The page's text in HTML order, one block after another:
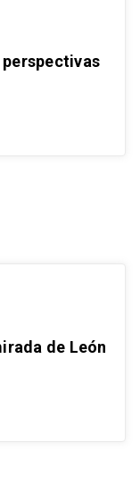
de León